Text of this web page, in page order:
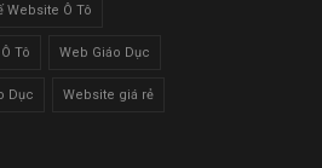
Website Ô Tô
Tô Web Giáo Dục
Dục Website giá rẻ